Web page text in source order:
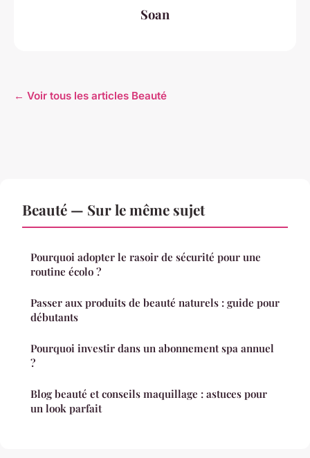
Soan
← Voir tous les articles Beauté
Beauté — Sur le même sujet
Pourquoi adopter le rasoir de sécurité pour une
routine écolo ?
Passer aux produits de beauté naturels : guide pour
débutants
Pourquoi investir dans un abonnement spa annuel
?
Blog beauté et conseils maquillage : astuces pour
un look parfait